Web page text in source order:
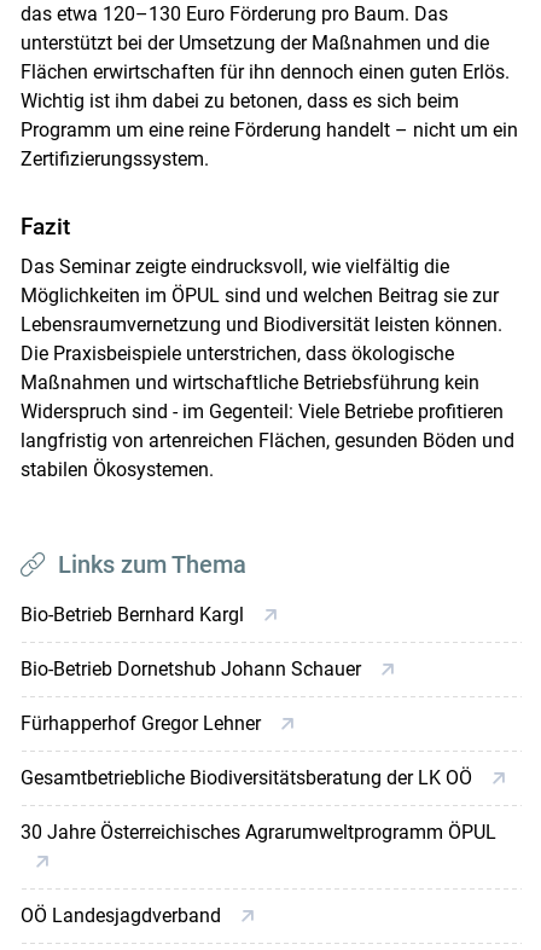
das etwa 120–130 Euro Förderung pro Baum. Das
unterstützt bei der Umsetzung der Maßnahmen und die
Flächen erwirtschaften für ihn dennoch einen guten Erlös.
Wichtig ist ihm dabei zu betonen, dass es sich beim
Programm um eine reine Förderung handelt – nicht um ein
Zertifizierungssystem.
Fazit
Das Seminar zeigte eindrucksvoll, wie vielfältig die
Möglichkeiten im ÖPUL sind und welchen Beitrag sie zur
Lebensraumvernetzung und Biodiversität leisten können.
Die Praxisbeispiele unterstrichen, dass ökologische
Maßnahmen und wirtschaftliche Betriebsführung kein
Widerspruch sind - im Gegenteil: Viele Betriebe profitieren
langfristig von artenreichen Flächen, gesunden Böden und
stabilen Ökosystemen.
Links zum Thema
Bio-Betrieb Bernhard Kargl
Bio-Betrieb Dornetshub Johann Schauer
Fürhapperhof Gregor Lehner
Gesamtbetriebliche Biodiversitätsberatung der LK OÖ
30 Jahre Österreichisches Agrarumweltprogramm ÖPUL
OÖ Landesjagdverband